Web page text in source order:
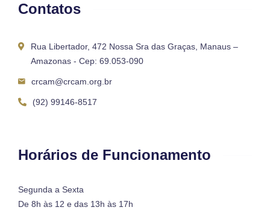
Contatos
Rua Libertador, 472 Nossa Sra das Graças, Manaus –
Amazonas - Cep: 69.053-090
crcam@crcam.org.br
(92) 99146-8517
Horários de Funcionamento
Segunda a Sexta
De 8h às 12 e das 13h às 17h